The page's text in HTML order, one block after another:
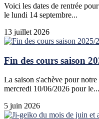
Voici les dates de rentrée
le lundi 14 septembre...
13 juillet 2026
Fin des cours saison
La saison s'achève pour
mercredi 10/06/2026 pour le...
5 juin 2026